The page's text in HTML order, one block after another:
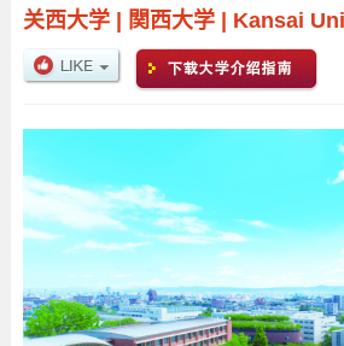
关西大学| 関西大学| Kansai